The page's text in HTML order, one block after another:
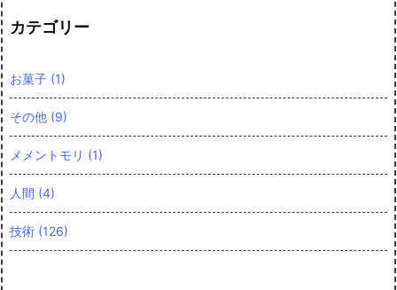
カテゴリー
お菓子 (1)
その他 (9)
メメントモリ (1)
人間 (4)
技術 (126)